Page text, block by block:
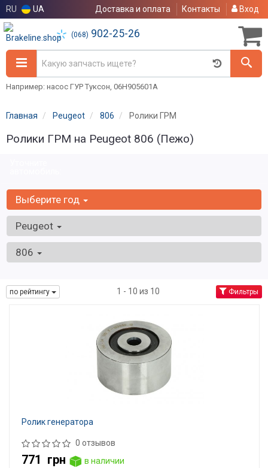
RU UA Доставка и оплата Контакты Вход
(068) 902-25-26
Например: насос ГУР Туксон, 06H905601A
Главная Peugeot 806 Ролики ГРМ
Ролики ГРМ на Peugeot 806 (Пежо)
Выберите год
Peugeot
806
по рейтингу 1 - 10 из 10 Фильтры
Ролик генератора
0 отзывов
771 грн
в наличии